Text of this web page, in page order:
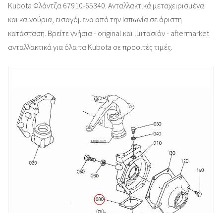
Kubota Φλάντζα 67910-65340. Ανταλλακτικά μεταχειρισμένα
και καινούρια, εισαγόμενα από την Ιαπωνία σε άριστη
κατάσταση. Βρείτε γνήσια - original και ιμιτασιόν - aftermarket
ανταλλακτικά για όλα τα Kubota σε προσιτές τιμές.